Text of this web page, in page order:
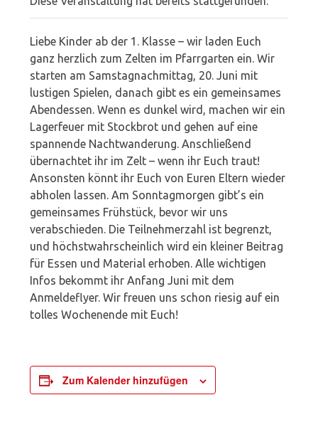
Liebe Kinder ab der 1. Klasse – wir laden Euch
ganz herzlich zum Zelten im Pfarrgarten ein. Wir
starten am Samstagnachmittag, 20. Juni mit
lustigen Spielen, danach gibt es ein gemeinsames
Abendessen. Wenn es dunkel wird, machen wir ein
Lagerfeuer mit Stockbrot und gehen auf eine
spannende Nachtwanderung. Anschließend
übernachtet ihr im Zelt – wenn ihr Euch traut!
Ansonsten könnt ihr Euch von Euren Eltern wieder
abholen lassen. Am Sonntagmorgen gibt’s ein
gemeinsames Frühstück, bevor wir uns
verabschieden. Die Teilnehmerzahl ist begrenzt,
und höchstwahrscheinlich wird ein kleiner Beitrag
für Essen und Material erhoben. Alle wichtigen
Infos bekommt ihr Anfang Juni mit dem
Anmeldeflyer. Wir freuen uns schon riesig auf ein
tolles Wochenende mit Euch!
Zum Kalender hinzufügen